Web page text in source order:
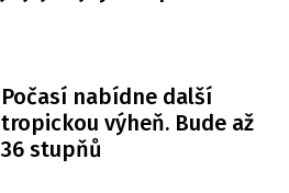
Počasí nabídne další
tropickou výheň. Bude až
36 stupňů